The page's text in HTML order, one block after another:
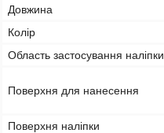
Довжина
Колір
Область застосування наліпки
Поверхня для нанесення
Поверхня наліпки